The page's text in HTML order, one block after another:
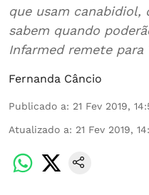
que usam canabidiol,
sabem quando
Infarmed remete para
Fernanda Câncio
Publicado a: 21 Fev 2019,
Atualizado a: 21 Fev 2019,